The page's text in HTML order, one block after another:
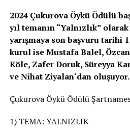
2024 Çukurova Öykü Ödülü
yıl temanın “Yalnızlık”
yarışmaya son başvuru tarihi
kurul ise Mustafa Balel,
Köle, Zafer Doruk, Süreyya
ve Nihat Ziyalan‘dan oluşuyor.
Çukurova Öykü Ödülü
1) TEMA: YALNIZLIK